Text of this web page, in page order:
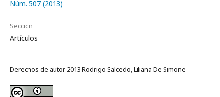
Núm. 507 (2013)
Sección
Artículos
Derechos de autor 2013 Rodrigo Salcedo, Liliana De Simone